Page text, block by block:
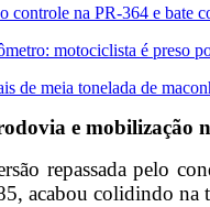
controle na PR-364 e bate
motociclista é preso
de meia tonelada de
e mobilização
repassada pelo
acabou colidindo na